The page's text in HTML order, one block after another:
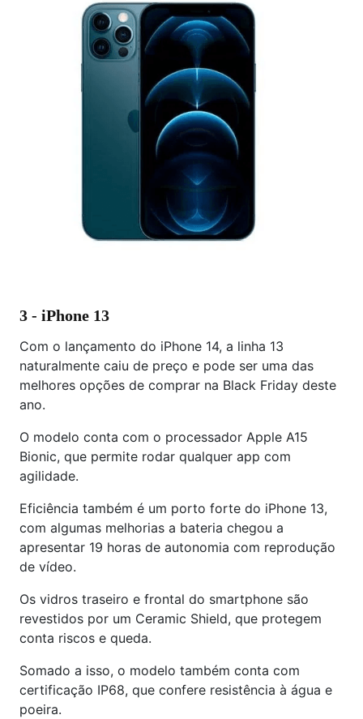
3 - iPhone 13
Com o lançamento do iPhone 14, a linha 13
naturalmente caiu de preço e pode ser uma das
melhores opções de comprar na Black Friday deste
ano.
O modelo conta com o processador Apple A15
Bionic, que permite rodar qualquer app com
agilidade.
Eficiência também é um porto forte do iPhone 13,
com algumas melhorias a bateria chegou a
apresentar 19 horas de autonomia com reprodução
de vídeo.
Os vidros traseiro e frontal do smartphone são
revestidos por um Ceramic Shield, que protegem
conta riscos e queda.
Somado a isso, o modelo também conta com
certificação IP68, que confere resistência à água e
poeira.